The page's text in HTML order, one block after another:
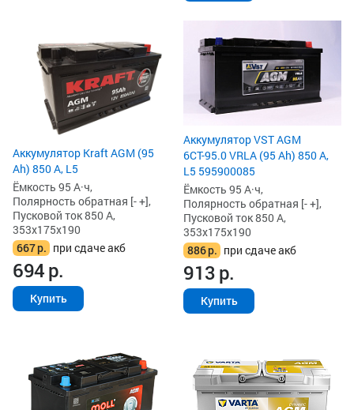
Аккумулятор Kraft AGM (95
Ah) 850 А, L5
Ёмкость 95 А·ч,
Полярность обратная [- +],
Пусковой ток 850 А,
353x175x190
667р. при сдаче акб
694р.
Купить
Аккумулятор VST AGM
6СТ-95.0 VRLA (95 Ah) 850 А,
L5 595900085
Ёмкость 95 А·ч,
Полярность обратная [- +],
Пусковой ток 850 А,
353x175x190
886р. при сдаче акб
913р.
Купить